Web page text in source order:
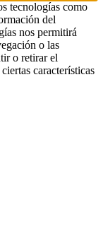
tecnologías como
del
nos permitirá
o las
o retirar el
características